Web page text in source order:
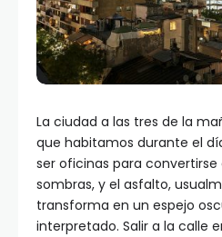
La ciudad a las tres de la
que habitamos durante el
ser oficinas para
sombras, y el asfalto,
transforma en un espejo
interpretado. Salir a la calle